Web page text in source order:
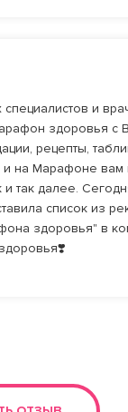
и
здоровья с
рецепты,
на Марафоне вам
так далее.
список из
здоровья" в